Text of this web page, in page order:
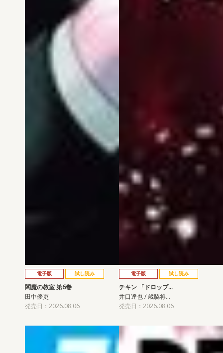
電子版 試し読み
閻魔の教室 第6巻
田中優吏
発売日：2026.08.06
電子版 試し読み
チキン 「ドロップ…
井口達也 / 歳脇将…
発売日：2026.08.06